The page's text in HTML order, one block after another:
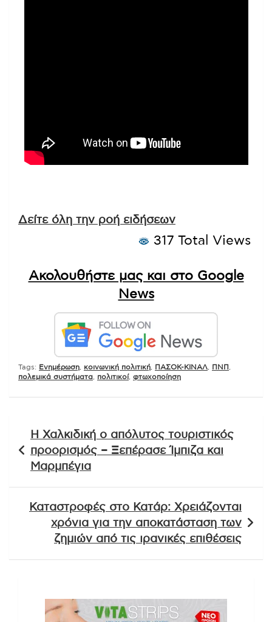
Δείτε όλη την ροή ειδήσεων
317 Total Views
Ακολουθήστε μας και στο Google
News
Tags: Ενημέρωση κοινωνική πολιτική ΠΑΣΟΚ-ΚΙΝΑΛ ΠΝΠ
πολεμικά συστήματα
πολιτικοί, φτωχοποίηση
άρθρων
Η Χαλκιδική ο απόλυτος τουριστικός
προορισμός – Ξεπέρασε Ίμπιζα και
Μαρμπέγια
Καταστροφές στο Κατάρ: Χρειάζονται
χρόνια για την αποκατάσταση των
ζημιών από τις ιρανικές επιθέσεις